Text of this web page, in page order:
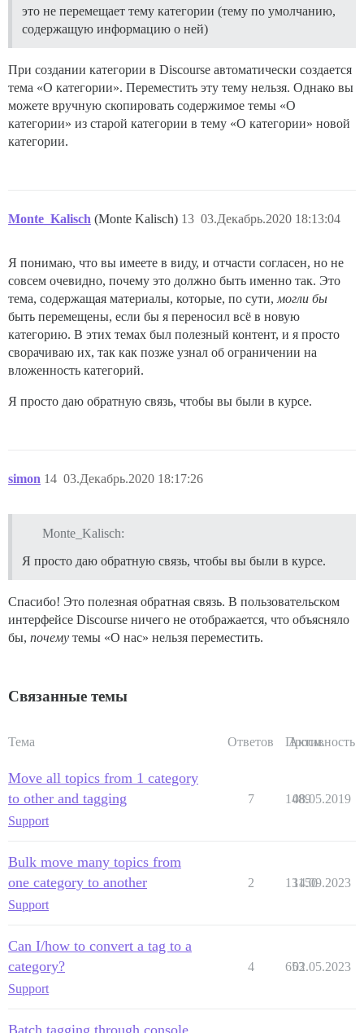
это не перемещает тему категории (тему по умолчанию,
содержащую информацию о ней)
При создании категории в Discourse автоматически создается
тема «О категории». Переместить эту тему нельзя. Однако вы
можете вручную скопировать содержимое темы «О
категории» из старой категории в тему «О категории» новой
категории.
Monte_Kalisch (Monte Kalisch) 03.Декабрь.2020 18:13:04
13
Я понимаю, что вы имеете в виду, и отчасти согласен, но не
совсем очевидно, почему это должно быть именно так. Это
тема, содержащая материалы, которые, по сути, могли бы
быть перемещены, если бы я переносил всё в новую
категорию. В этих темах был полезный контент, и я просто
сворачиваю их, так как позже узнал об ограничении на
вложенность категорий.
Я просто даю обратную связь, чтобы вы были в курсе.
simon 03.Декабрь.2020 18:17:26
14
Monte_Kalisch:
Я просто даю обратную связь, чтобы вы были в курсе.
Спасибо! Это полезная обратная связь. В пользовательском
интерфейсе Discourse ничего не отображается, что объясняло
бы, почему темы «О нас» нельзя переместить.
Связанные темы
Тема Ответов Просм.
Активность
Move all topics from 1 category
to other and tagging
Support
7 1489
08.05.2019
Bulk move many topics from
one category to another
Support
2 13150
14.09.2023
Can I/how to convert a tag to a
category?
Support
4 653
02.05.2023
Batch tagging through console